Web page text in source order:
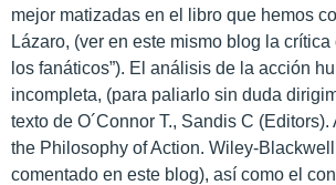
mejor matizadas en el libro que hemos
Lázaro, (ver en este mismo blog la
los fanáticos”). El análisis de la acción
incompleta, (para paliarlo sin duda
texto de O´Connor T., Sandis C
the Philosophy of Action. Wiley-
comentado en este blog), así como el